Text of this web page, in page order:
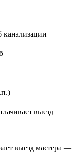
канализации
выезд
выезд мастера —